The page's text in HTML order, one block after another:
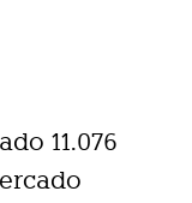
11.076